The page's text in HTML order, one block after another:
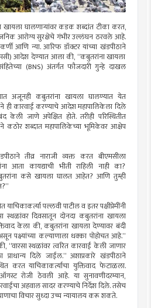
घालणाऱ्यांवर कडक शब्दांत टीका करत,
आरोग्य सुरक्षेचे गंभीर उल्लंघन ठरवले आहे.
आणि न्या. आरिफ डॉक्टर यांच्या खंडपीठाने
आदेश देण्यात आला की, “कबुतरांना खायला
(BNS) अंतर्गत फौजदारी गुन्हे दाखल
अजूनही कबुतरांना खायला घालण्यात येत
ही कारवाई करण्याचे आदेश महापालिकेला दिले
केली जाणे अपेक्षित होते. तरीही परिस्थितीत
कठोर शब्दात महापालिकेच्या भूमिकेवर आक्षेप
तीव्र नाराजी व्यक्त करत बीएमसीला
आता कायद्याची भीती राहिली नाही का?
कसे खायला घालत आहेत? आणि तुम्ही
पल्लवी पाटील व इतर पक्षीप्रेमींनी
स्थळांवर दिवसातून दोनदा कबुतरांना खायला
केला की, कबुतरांना खायला देण्यावर बंदी
पक्ष्यांच्या कल्याणाला धक्का पोहोचत आहे.”
“वारसा स्थळांवर त्वरित कारवाई केली जाणार
प्राधान्य दिले जाईल.” अशाप्रकारे खंडपीठाने
करत याचिकाकर्त्याचा युक्तिवाद फेटाळला.
रोजी ठेवली आहे. या सुनावणीदरम्यान,
अहवाल सादर करण्याचे निर्देश दिले. तसेच
विचार सुध्दा उच्च न्यायालय करू शकते.